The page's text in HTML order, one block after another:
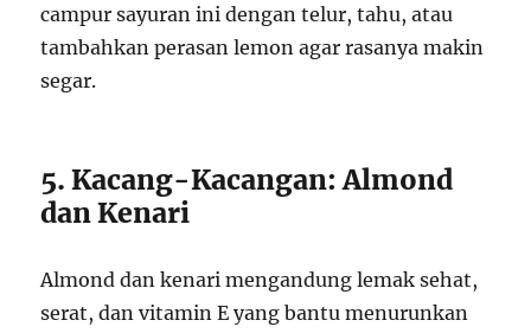
campur sayuran ini dengan telur, tahu, atau
tambahkan perasan lemon agar rasanya makin
segar.
5. Kacang-Kacangan: Almond
dan Kenari
Almond dan kenari mengandung lemak sehat,
serat, dan vitamin E yang bantu menurunkan